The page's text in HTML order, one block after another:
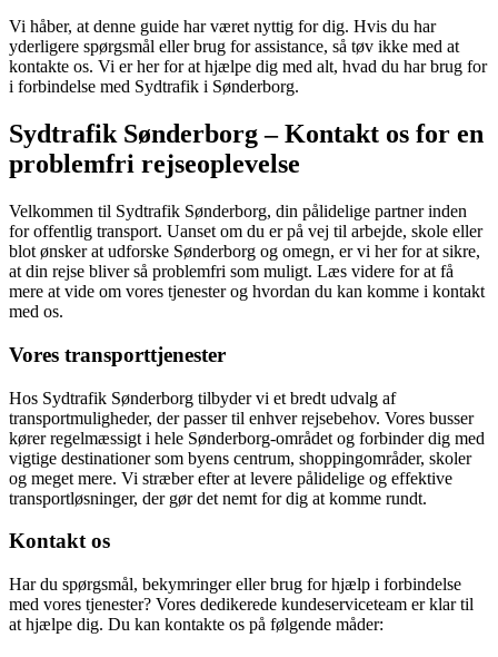
Vi håber, at denne guide har været nyttig for dig. Hvis du har
yderligere spørgsmål eller brug for assistance, så tøv ikke med at
kontakte os. Vi er her for at hjælpe dig med alt, hvad du har brug for
i forbindelse med Sydtrafik i Sønderborg.
Sydtrafik Sønderborg – Kontakt os for en
problemfri rejseoplevelse
Velkommen til Sydtrafik Sønderborg, din pålidelige partner inden
for offentlig transport. Uanset om du er på vej til arbejde, skole eller
blot ønsker at udforske Sønderborg og omegn, er vi her for at sikre,
at din rejse bliver så problemfri som muligt. Læs videre for at få
mere at vide om vores tjenester og hvordan du kan komme i kontakt
med os.
Vores transporttjenester
Hos Sydtrafik Sønderborg tilbyder vi et bredt udvalg af
transportmuligheder, der passer til enhver rejsebehov. Vores busser
kører regelmæssigt i hele Sønderborg-området og forbinder dig med
vigtige destinationer som byens centrum, shoppingområder, skoler
og meget mere. Vi stræber efter at levere pålidelige og effektive
transportløsninger, der gør det nemt for dig at komme rundt.
Kontakt os
Har du spørgsmål, bekymringer eller brug for hjælp i forbindelse
med vores tjenester? Vores dedikerede kundeserviceteam er klar til
at hjælpe dig. Du kan kontakte os på følgende måder: